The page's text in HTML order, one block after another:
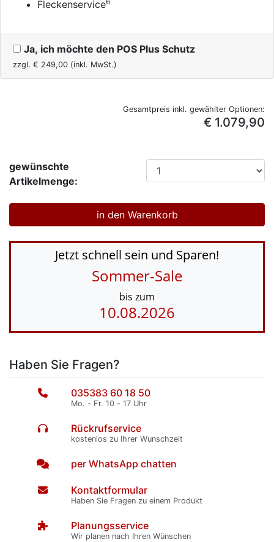
Fleckenservice
Ja, ich möchte den POS Plus Schutz
zzgl. € 249,00 (inkl. MwSt.)
Gesamtpreis inkl. gewählter Optionen:
€ 1.079,90
gewünschte
Artikelmenge:
Jetzt schnell sein und Sparen!
Sommer-Sale
bis zum
10.08.2026
Haben Sie Fragen?
035383 60 18 50
Mo. - Fr. 10 - 17 Uhr
Rückrufservice
kostenlos zu Ihrer Wunschzeit
per WhatsApp chatten
Kontaktformular
Haben Sie Fragen zu einem Produkt
Planungsservice
Wir planen nach Ihren Wünschen